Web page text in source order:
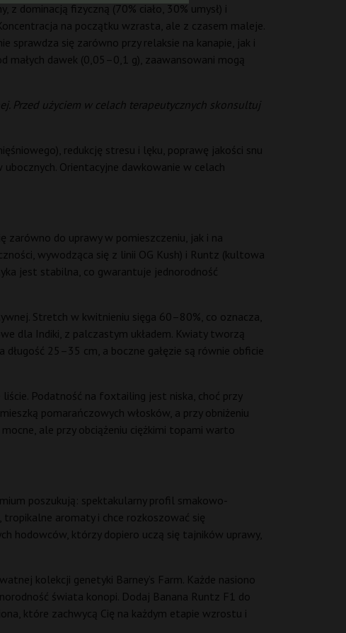
z dominacją fizyczną (70% ciało, 30% umysł) i
na początku wzrasta, ale z czasem maleje.
się zarówno przy relaksie na kanapie, jak i
małych dawek (0,05–0,1 g), zaawansowani mogą
Przed użyciem w celach terapeutycznych skonsultuj
redukcję stresu i lęku, poprawę jakości snu
Orientacyjne dawkowanie w celach
zarówno do uprawy w pomieszczeniu, jak i na
wywodząca się z linii OG Kush) i Runtz (kultowa
jest stabilna, co gwarantuje jednorodność
Stretch w kwitnieniu sięga 60–80%, co oznacza,
dla Indiki, z palczastym układem. Kwiaty tworzą
25–35 cm, a boczne gałęzie są równie obficie
Podatność na foxtailing jest niska, choć przy
pomarańczowych włosków, a przy obniżeniu
ale przy obciążeniu ciężkimi topami warto
poszukują: spektakularny profil smakowo-
tropikalne aromaty i chce rozkoszować się
hodowców, którzy dopiero uczą się tajników uprawy,
kolekcji genetyki Barney’s Farm. Każde nasiono
świata konopi. Dodaj Banana Runtz F1 do
które zachwycą Cię na każdym etapie wzrostu i